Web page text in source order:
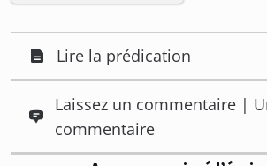
Lire la prédication
Laissez un commentaire |
commentaire